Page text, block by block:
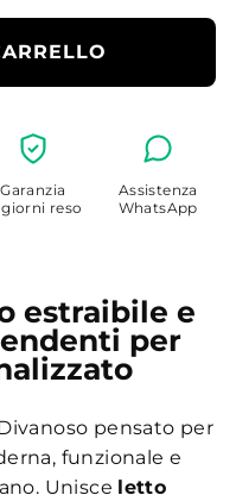
Garanzia
giorni reso
Assistenza
WhatsApp
estraibile e
per
pensato per
funzionale e
Unisce letto